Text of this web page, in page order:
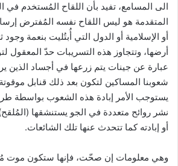
الى المسامع، تفيد بأن اللقاح المُستخدم في
المتقدمة هو ليس اللقاح نفسه المُفترض
أو الإسلامية أو الدول التي أُبتُليت بنعمة
أرضها، وتتجاوز هذه التسريبات حدّ المعقول
عبارة عن جينات يتم زرعها في أجساد الذين
شعوبنا المساكين لتكون بعد ذلك قنابل
يستوجب الأمر إبادة هذه الشعوب بواسطة
نشر روائح متعددة في الجو يستنشقها
أو إبادته كما تتحدث عنها تلك الشائعات.
وهي معلومات إن صحّت، فإنها ستكون موت